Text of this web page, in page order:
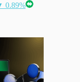
0.89%